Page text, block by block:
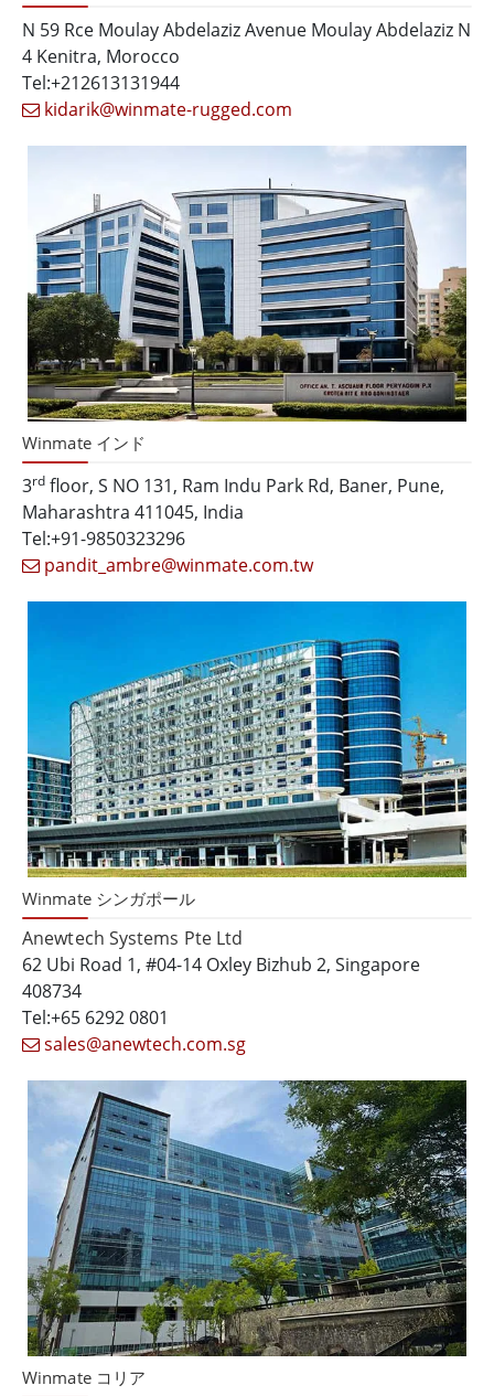
N 59 Rce Moulay Abdelaziz Avenue Moulay Abdelaziz N
4 Kenitra, Morocco
Tel:+212613131944
kidarik@winmate-rugged.com
Winmate インド
3rd floor, S NO 131, Ram Indu Park Rd, Baner, Pune,
Maharashtra 411045, India
Tel:+91-9850323296
pandit_ambre@winmate.com.tw
Winmate シンガポール
Anewtech Systems Pte Ltd
62 Ubi Road 1, #04-14 Oxley Bizhub 2, Singapore
408734
Tel:+65 6292 0801
sales@anewtech.com.sg
Winmate コリア